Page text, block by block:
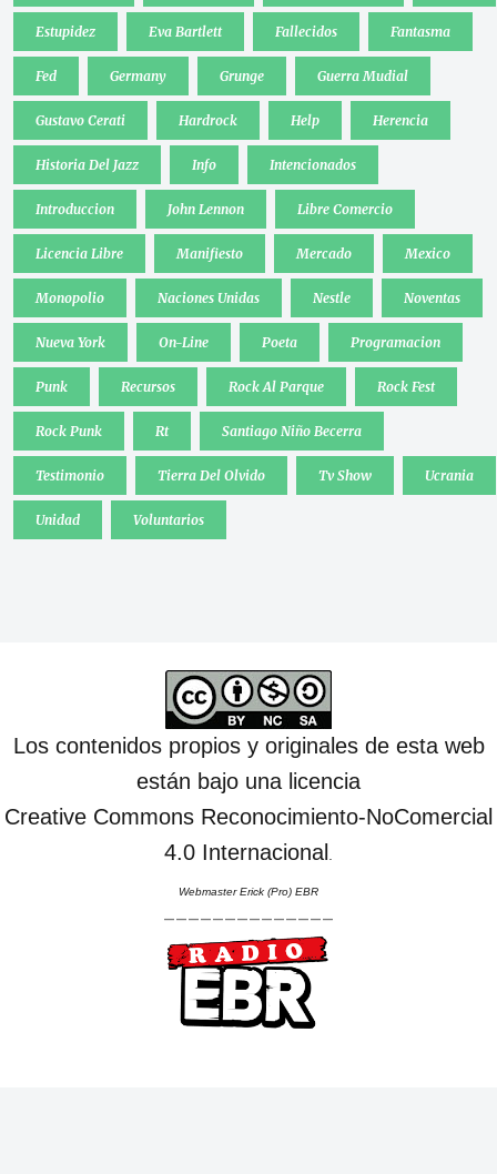
Estupidez Eva Bartlett Fallecidos Fantasma
Fed Germany Grunge Guerra Mudial
Gustavo Cerati Hardrock Help Herencia
Historia Del Jazz Info Intencionados
Introduccion John Lennon Libre Comercio
Licencia Libre Manifiesto Mercado Mexico
Monopolio Naciones Unidas Nestle Noventas
Nueva York On-Line Poeta Programacion
Punk Recursos Rock Al Parque Rock Fest
Rock Punk Rt Santiago Niño Becerra
Testimonio Tierra Del Olvido Tv Show Ucrania
Unidad Voluntarios
Los contenidos propios y originales de esta web
están bajo una licencia
Creative Commons Reconocimiento-NoComercial
4.0 Internacional
Webmaster Erick (Pro) EBR
--------------